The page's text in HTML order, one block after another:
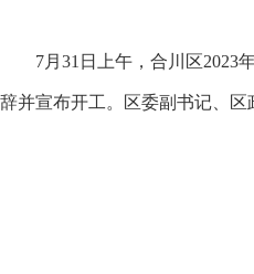
7月31日上午，合川区2023年
辞并宣布开工。区委副书记、